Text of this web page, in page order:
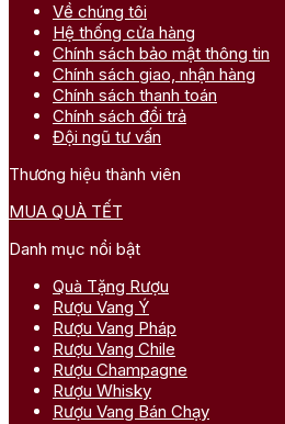
Về chúng tôi
Hệ thống cửa hàng
Chính sách bảo mật thông tin
Chính sách giao, nhận hàng
Chính sách thanh toán
Chính sách đổi trả
Đội ngũ tư vấn
Thương hiệu thành viên
MUA QUÀ TẾT
Danh mục nổi bật
Quà Tặng Rượu
Rượu Vang Ý
Rượu Vang Pháp
Rượu Vang Chile
Rượu Champagne
Rượu Whisky
Rượu Vang Bán Chạy